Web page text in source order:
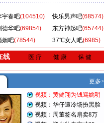
宇春吧(104510) 快乐男声吧(68574)
德华吧(69854) 东方神起吧(65744)
姻吧(78544) 37℃女人吧(6985)
线 医 疗 健 康 保 健